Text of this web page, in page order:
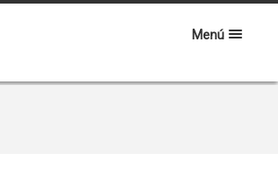
Menú